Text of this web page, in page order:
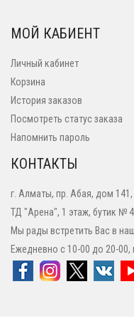
МОЙ КАБИЕНТ
Личный кабинет
Корзина
История заказов
Посмотреть статус заказа
Напомнить пароль
КОНТАКТЫ
г. Алматы, пр. Абая, дом 141,
ТД "Арена", 1 этаж, бутик №
Мы рады встретить Вас в
Ежедневно с 10-00 до 20-00,